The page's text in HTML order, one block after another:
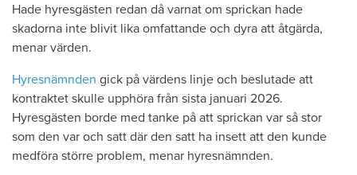
Hade hyresgästen redan då varnat om sprickan hade
skadorna inte blivit lika omfattande och dyra att åtgärda,
menar värden.
Hyresnämnden gick på värdens linje och beslutade att
kontraktet skulle upphöra från sista januari 2026.
Hyresgästen borde med tanke på att sprickan var så stor
som den var och satt där den satt ha insett att den kunde
medföra större problem, menar hyresnämnden.